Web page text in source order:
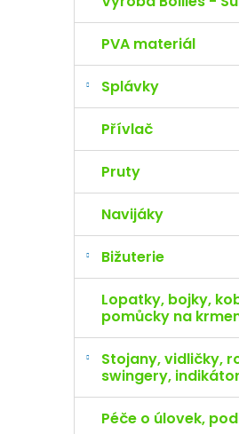
PVA materiál
Splávky
Přívlač
Pruty
Navijáky
Bižuterie
Lopatky, bojky,
pomůcky na
Stojany, vidličky,
swingery,
Péče o úlovek,